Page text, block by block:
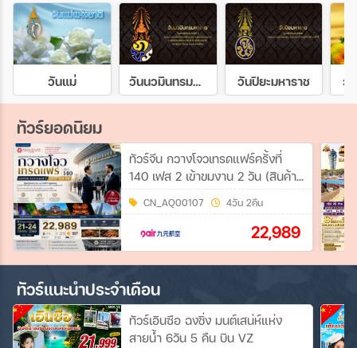
วันแม่ วันนวมินทรมหาราช วันปิยะมหาราช วั
ทัวร์ยอดนิยม
ทัวร์จีน กวางโจวเทรดแฟร์ครั้งที่
140 เฟส 2 เข้าขมงาน 2 วัน (สินค้า
สำหรับบ้านและไลฟ์สไตล์คุณภาพ)
#ทัวร์ไม่ลงร้าน 4วัน 2คืน (AQ)
CN_AQ00107 4วัน 2คืน
22,989
ทัวร์แนะนำประจำเดือน
ทัวร์เอินซือ ฉงชิ่ง มนต์เสน่ห์แห่ง
สายน้ำ 6วัน 5 คืน บิน VZ